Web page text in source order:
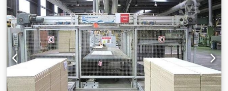
Efektivna dužina panela 3200 mm Vakuumska pumpa
Dsdpfjrzhftsx Aagokr Motorizovani transferi za umetanje
nizova ploča Motorizovano podešavanje automatskom
numeričkom kontrolom horizontalnih usisnih štapova za
podršku šoljama Martyr Panel Management System Sistem
programiranja i kontrole